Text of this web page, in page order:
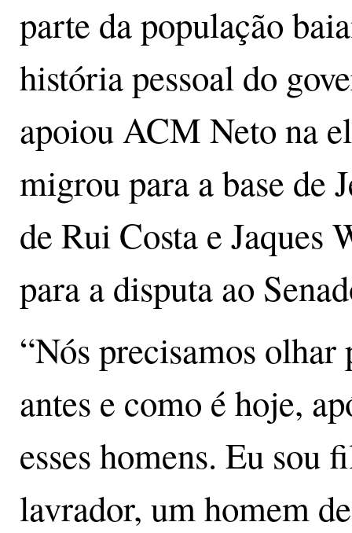
parte da população
história pessoal do
apoiou ACM Neto na
migrou para a base de
de Rui Costa e Jaques
para a disputa ao
“Nós precisamos
antes e como é hoje,
esses homens. Eu sou
lavrador, um homem